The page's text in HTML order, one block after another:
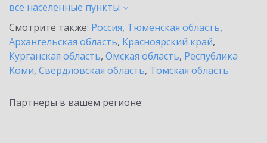
все населенные пункты
Смотрите также: Россия, Тюменская область,
Архангельская область, Красноярский край,
Курганская область, Омская область, Республика
Коми, Свердловская область, Томская область
Партнеры в вашем регионе: